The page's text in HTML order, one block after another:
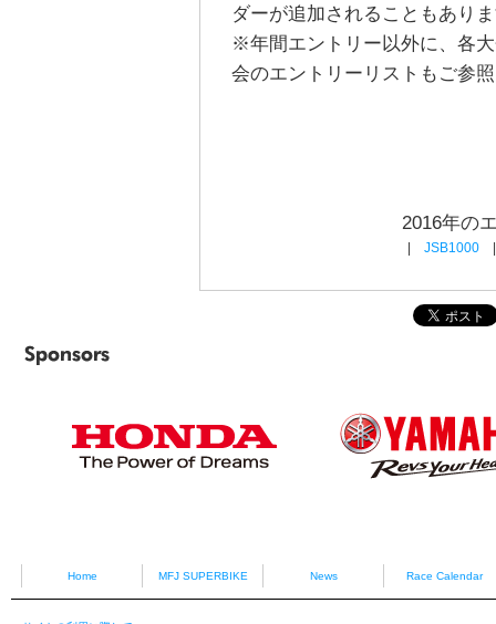
ダーが追加されることもあり
※年間エントリー以外に、各
会のエントリーリストもご参
2016年の
JSB1000
Home MFJ SUPERBIKE News Race Calendar